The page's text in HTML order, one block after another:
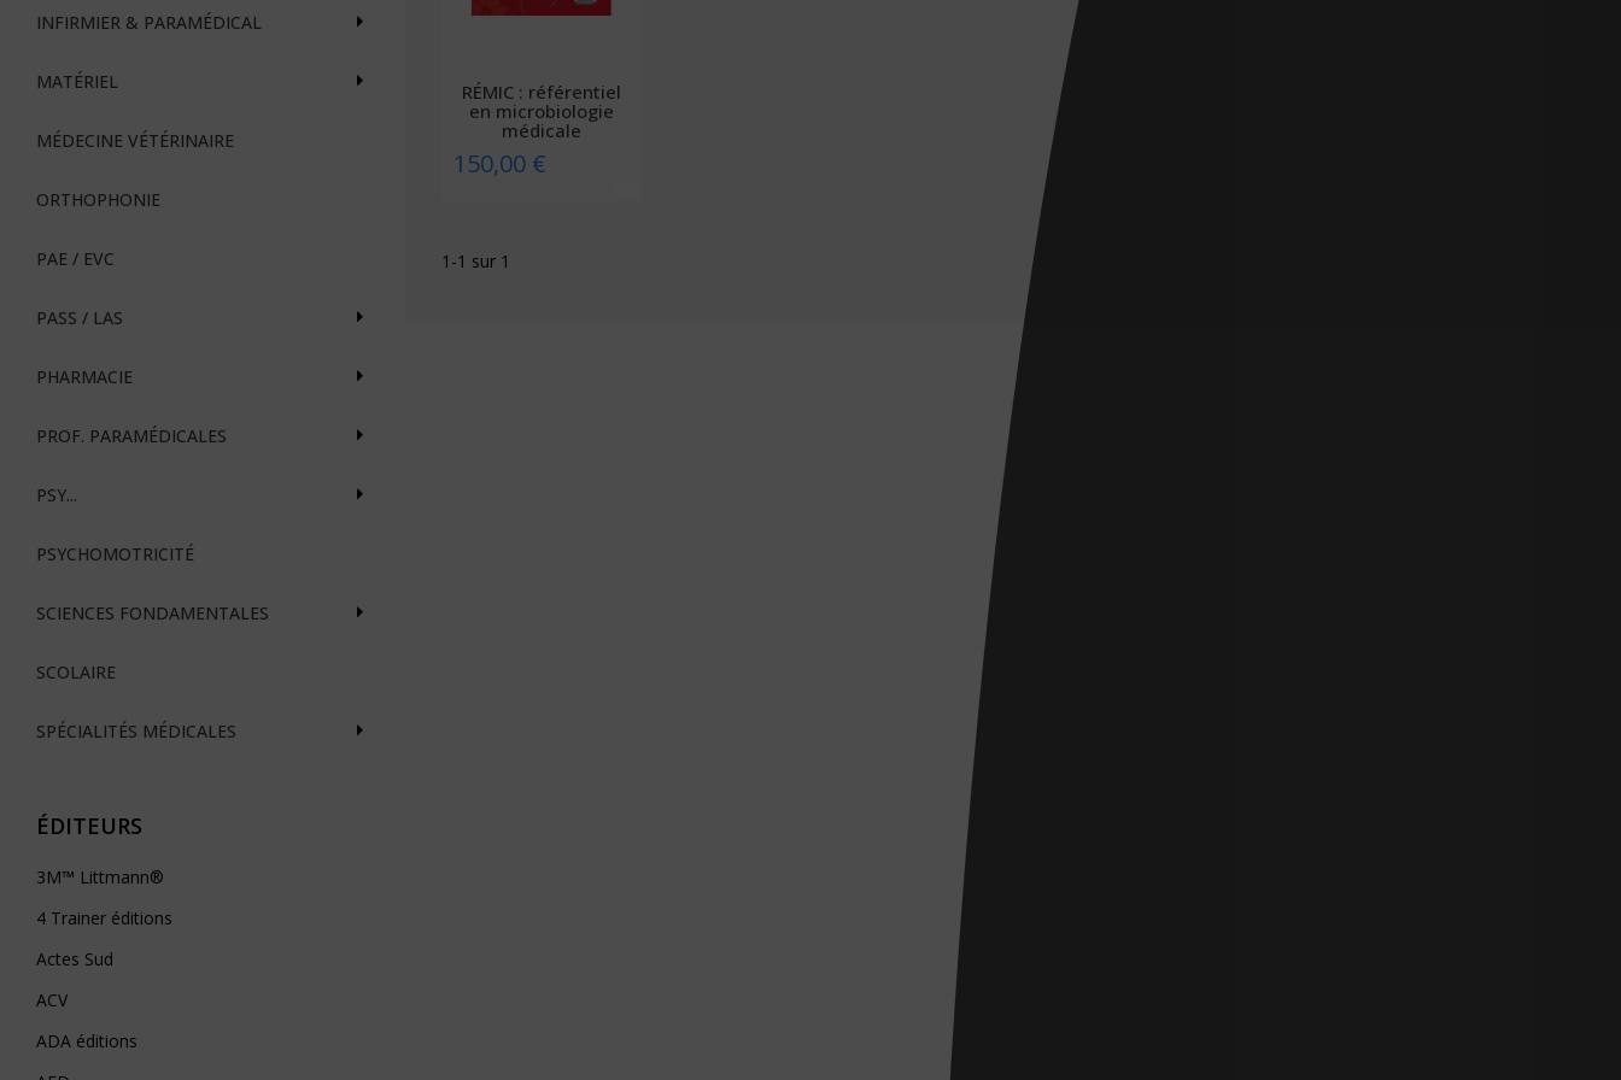
INFIRMIER & PARAMÉDICAL
MATÉRIEL
MÉDECINE VÉTÉRINAIRE
ORTHOPHONIE
PAE / EVC
PASS / LAS
PHARMACIE
PROF. PARAMÉDICALES
PSY...
PSYCHOMOTRICITÉ
SCIENCES FONDAMENTALES
SCOLAIRE
SPÉCIALITÉS MÉDICALES
ÉDITEURS
3M™ Littmann®
4 Trainer éditions
Actes Sud
ACV
ADA éditions
RÉMIC : référentiel
en microbiologie
médicale
150,00 €
1-1 sur 1